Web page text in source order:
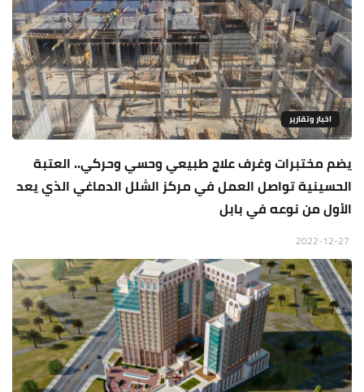
اخبار وتقارير
يضم مختبرات وغرف علاج طبيعي وحسي وحركي.. العتبة
الحسينية تواصل العمل في مركز الشلل الدماغي الذي يعد
الأول من نوعه في بابل